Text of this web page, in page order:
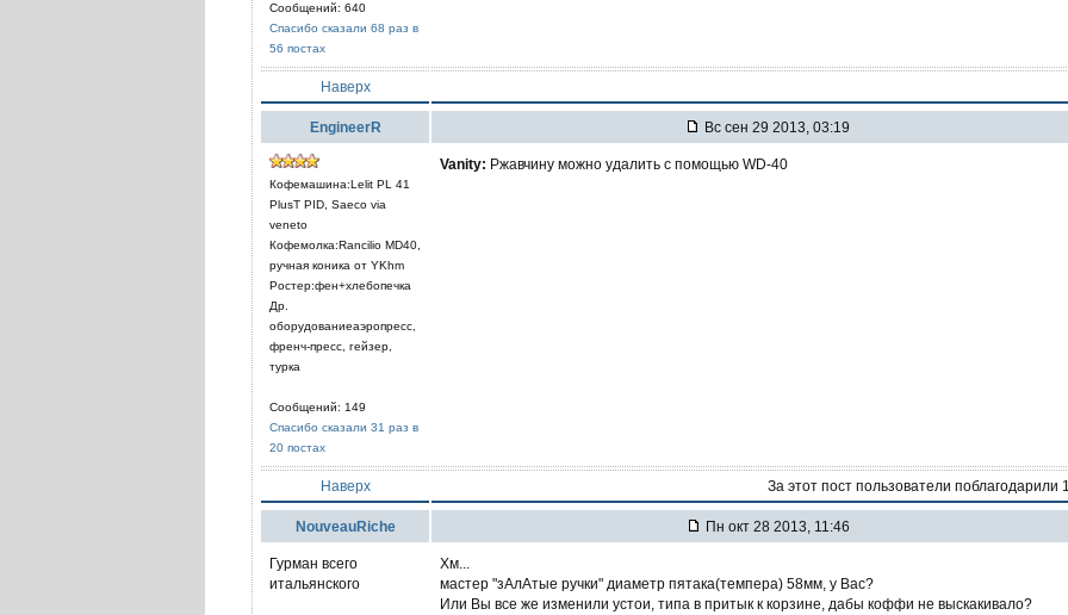
Сообщений: 640
Спасибо сказали 68 раз в
56 постах
Наверх
EngineerR Вс сен 29 2013, 03:19
Кофемашина:Lelit PL 41
PlusT PID, Saeco via
veneto
Кофемолка:Rancilio MD40,
ручная коника от YKhm
Ростер:фен+хлебопечка
Др.
оборудованиеаэропресс,
френч-пресс, гейзер,
турка
Сообщений: 149
Спасибо сказали 31 раз в
20 постах
Vanity: Ржавчину можно удалить с помощью WD-40
Наверх За этот пост пользователи поблагодарили
NouveauRiche Пн окт 28 2013, 11:46
Гурман всего
итальянского
Хм...
мастер "зАлАтые ручки" диаметр пятака(темпера) 58мм, у Вас?
Или Вы все же изменили устои, типа в притык к корзине, дабы коффи не выскакивало?